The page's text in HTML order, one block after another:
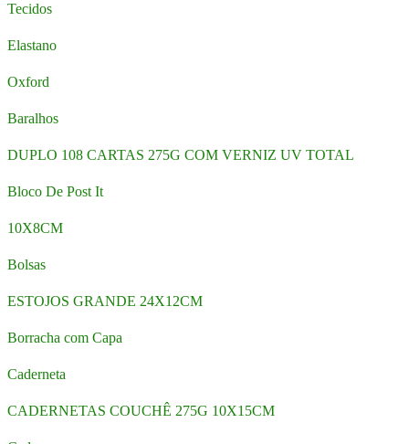
Tecidos
Elastano
Oxford
Baralhos
DUPLO 108 CARTAS 275G COM VERNIZ UV TOTAL
Bloco De Post It
10X8CM
Bolsas
ESTOJOS GRANDE 24X12CM
Borracha com Capa
Caderneta
CADERNETAS COUCHÊ 275G 10X15CM